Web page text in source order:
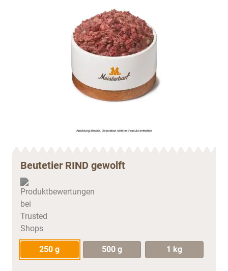
Beutetier RIND gewolft
250 g 500 g 1 kg